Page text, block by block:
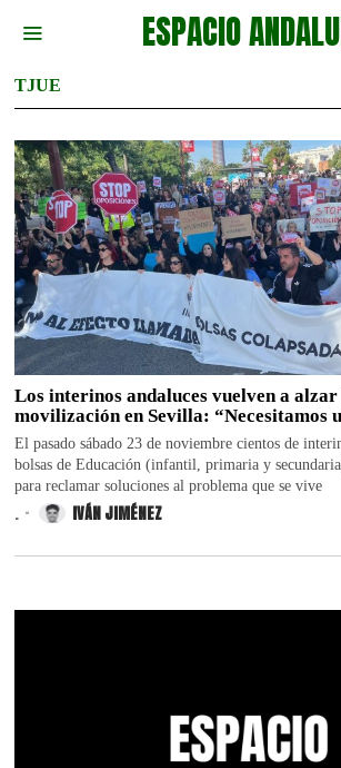
ESPACIO
TJUE
Los interinos andaluces vuelven a alzar
movilización en Sevilla: “Necesitamos
El pasado sábado 23 de noviembre cientos de
bolsas de Educación (infantil, primaria y
para reclamar soluciones al problema que se vive
. IVÁN JIMÉNEZ